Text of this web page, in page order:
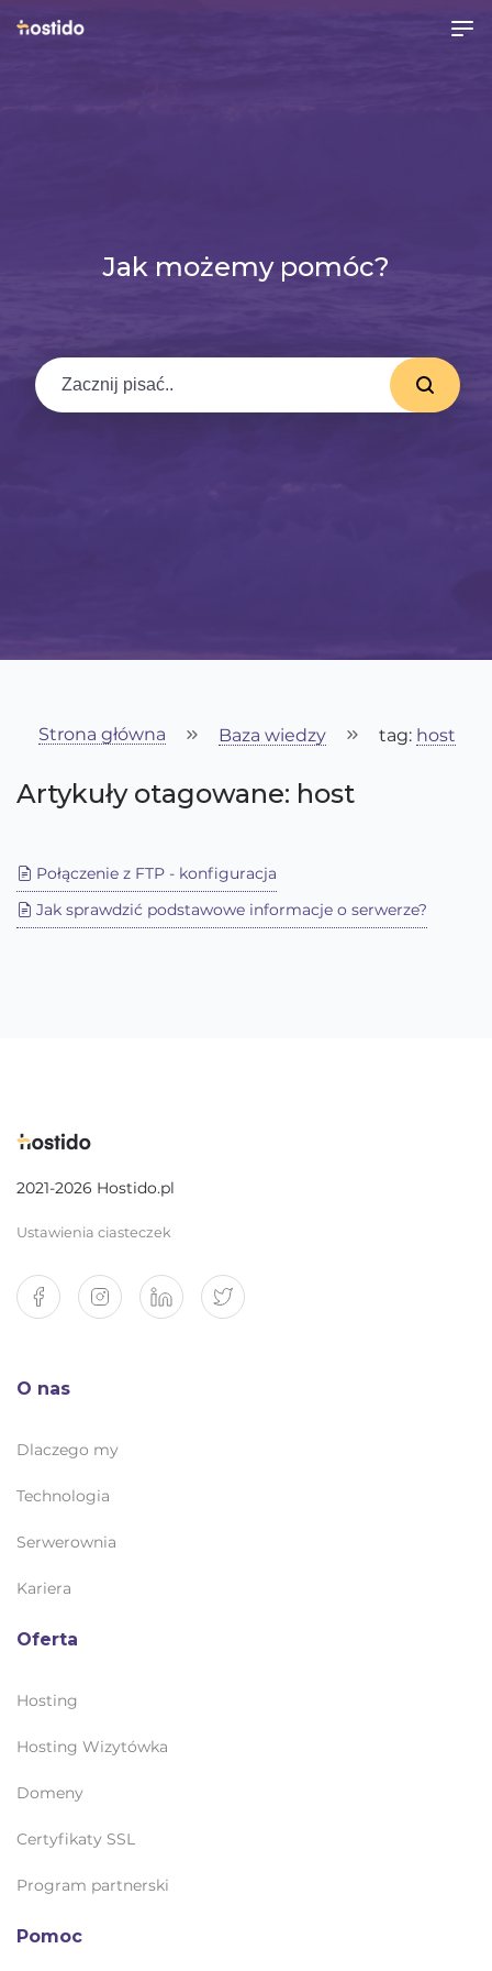
Jak możemy pomóc?
Strona główna Baza wiedzy tag: host
Artykuły otagowane: host
Połączenie z FTP - konfiguracja
Jak sprawdzić podstawowe informacje o serwerze?
2021-2026 Hostido.pl
Ustawienia ciasteczek
O nas
Dlaczego my
Technologia
Serwerownia
Kariera
Oferta
Hosting
Hosting Wizytówka
Domeny
Certyfikaty SSL
Program partnerski
Pomoc